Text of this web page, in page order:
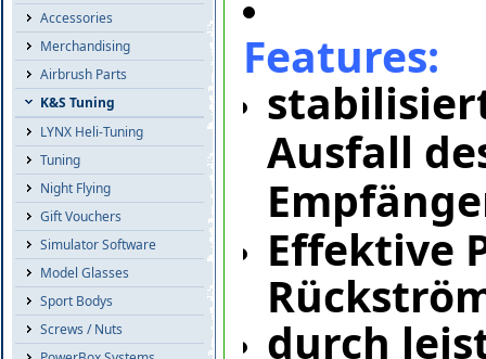
Accessories
Merchandising
Airbrush Parts
K&S Tuning
LYNX Heli-Tuning
Tuning
Night Flying
Gift Vouchers
Simulator Software
Model Glasses
Sport Bodys
Screws / Nuts
Features:
Ausfall
Effektive
durch